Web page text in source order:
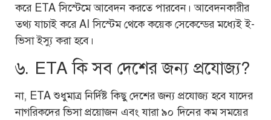
করে ETA সিস্টেমে আবেদন করতে পারবেন। আবেদনকারীর
তথ্য যাচাই করে AI সিস্টেম থেকে কয়েক সেকেন্ডের মধ্যেই ই-
ভিসা ইস্যু করা হবে।
৬. ETA কি সব দেশের জন্য প্রযোজ্য?
না, ETA শুধুমাত্র নির্দিষ্ট কিছু দেশের জন্য প্রযোজ্য হবে যাদের
নাগরিকদের ভিসা প্রয়োজন এবং যারা ৯০ দিনের কম সময়ের